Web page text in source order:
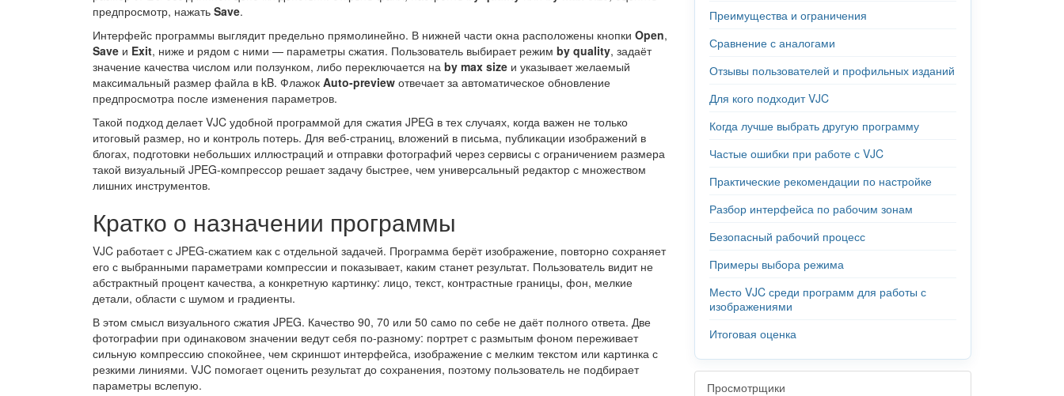
предпросмотр, нажать Save.
Интерфейс программы выглядит предельно прямолинейно. В нижней части окна расположены кнопки Open,
Save и Exit, ниже и рядом с ними — параметры сжатия. Пользователь выбирает режим by quality, задаёт
значение качества числом или ползунком, либо переключается на by max size и указывает желаемый
максимальный размер файла в kB. Флажок Auto-preview отвечает за автоматическое обновление
предпросмотра после изменения параметров.
Такой подход делает VJC удобной программой для сжатия JPEG в тех случаях, когда важен не только
итоговый размер, но и контроль потерь. Для веб-страниц, вложений в письма, публикации изображений в
блогах, подготовки небольших иллюстраций и отправки фотографий через сервисы с ограничением размера
такой визуальный JPEG-компрессор решает задачу быстрее, чем универсальный редактор с множеством
лишних инструментов.
Кратко о назначении программы
VJC работает с JPEG-сжатием как с отдельной задачей. Программа берёт изображение, повторно сохраняет
его с выбранными параметрами компрессии и показывает, каким станет результат. Пользователь видит не
абстрактный процент качества, а конкретную картинку: лицо, текст, контрастные границы, фон, мелкие
детали, области с шумом и градиенты.
В этом смысл визуального сжатия JPEG. Качество 90, 70 или 50 само по себе не даёт полного ответа. Две
фотографии при одинаковом значении ведут себя по-разному: портрет с размытым фоном переживает
сильную компрессию спокойнее, чем скриншот интерфейса, изображение с мелким текстом или картинка с
резкими линиями. VJC помогает оценить результат до сохранения, поэтому пользователь не подбирает
параметры вслепую.
Преимущества и ограничения
Сравнение с аналогами
Отзывы пользователей и профильных изданий
Для кого подходит VJC
Когда лучше выбрать другую программу
Частые ошибки при работе с VJC
Практические рекомендации по настройке
Разбор интерфейса по рабочим зонам
Безопасный рабочий процесс
Примеры выбора режима
Место VJC среди программ для работы с
изображениями
Итоговая оценка
Просмотрщики